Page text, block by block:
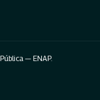
— ENAP.